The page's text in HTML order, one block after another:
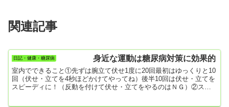
関連記事
日記・健康・糖尿病 身近な運動は糖尿病対策に効果的
室内でできること①先ずは腕立て伏せ1度に20回最初はゆっくりと10
回（伏せ・立てを4秒ほどかけてやってね）後半10回は伏せ・立てを
スピーディに！（反動を付けて伏せ・立てをやるのはＮＧ）②スク